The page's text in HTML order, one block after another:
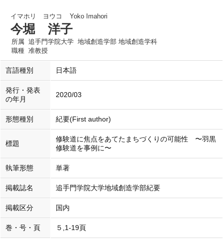
イマホリ ヨウコ Yoko Imahori
今堀 洋子
所属 追手門学院大学 地域創造学部 地域創造学科
職種 准教授
言語種別 日本語
発行・発表
の年月
2020/03
形態種別 紀要(First author)
標題
修験道に焦点をあてたまちづくりの可能性 〜羽黒
修験道を事例に〜
執筆形態 単著
掲載誌名 追手門学院大学地域創造学部紀要
掲載区分 国内
巻・号・頁 ５,1-19頁